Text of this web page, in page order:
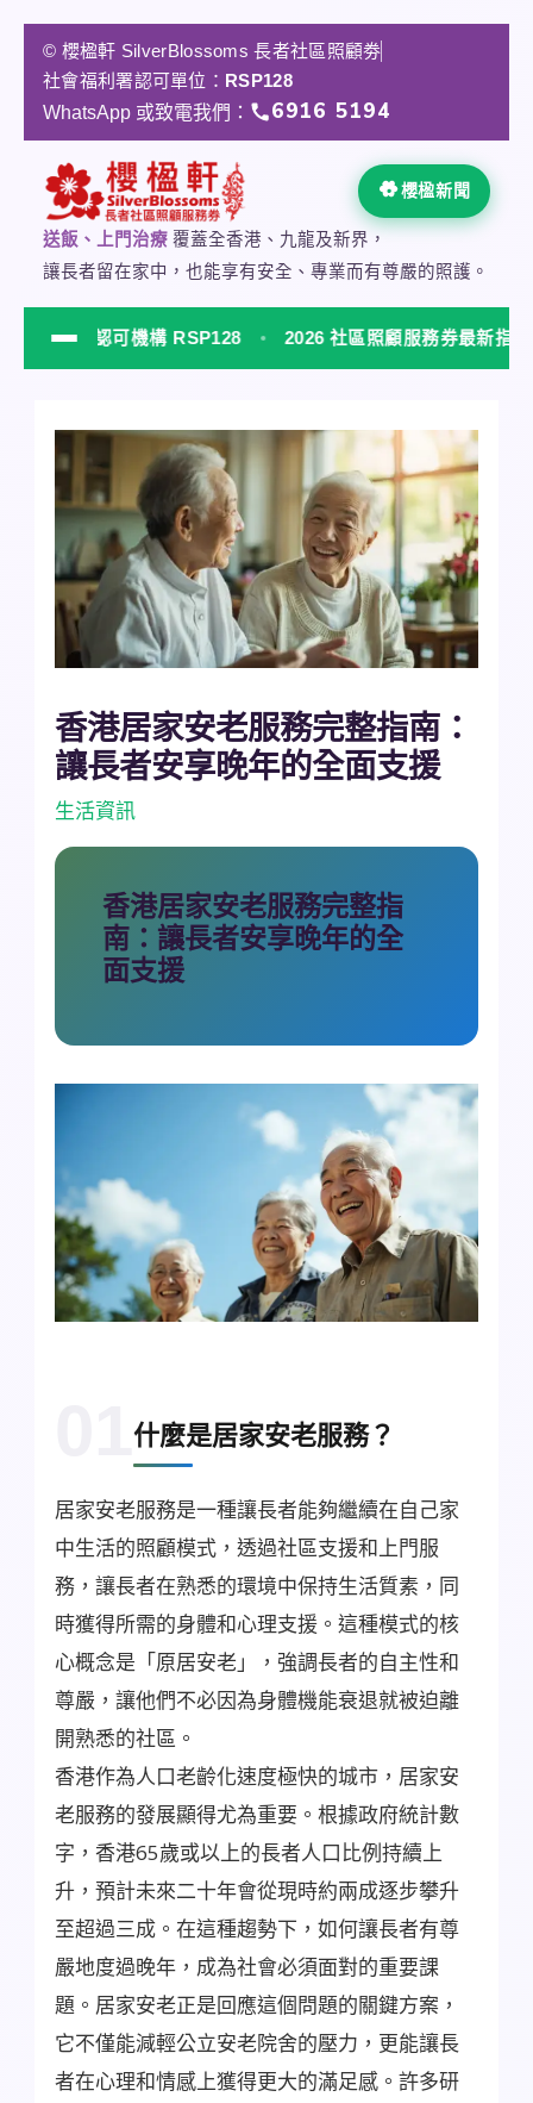
© 櫻楹軒 SilverBlossoms 長者社區照顧劵
社會福利署認可單位： RSP128
WhatsApp 或致電我們：
6916 5194
櫻楹新聞
送飯、上門治療 覆蓋全香港、九龍及新界，
讓長者留在家中，也能享有安全、專業而有尊嚴的照護。
利署認可機構 RSP128 2026 社區照顧服務券最新指南 NEW
香港居家安老服務完整指南：
讓長者安享晚年的全面支援
生活資訊
香港居家安老服務完整指
南：讓長者安享晚年的全
面支援
01什麼是居家安老服務？
居家安老服務是一種讓長者能夠繼續在自己家
中生活的照顧模式，透過社區支援和上門服
務，讓長者在熟悉的環境中保持生活質素，同
時獲得所需的身體和心理支援。這種模式的核
心概念是「原居安老」，強調長者的自主性和
尊嚴，讓他們不必因為身體機能衰退就被迫離
開熟悉的社區。
香港作為人口老齡化速度極快的城市，居家安
老服務的發展顯得尤為重要。根據政府統計數
字，香港65歲或以上的長者人口比例持續上
升，預計未來二十年會從現時約兩成逐步攀升
至超過三成。在這種趨勢下，如何讓長者有尊
嚴地度過晚年，成為社會必須面對的重要課
題。居家安老正是回應這個問題的關鍵方案，
它不僅能減輕公立安老院舍的壓力，更能讓長
者在心理和情感上獲得更大的滿足感。許多研